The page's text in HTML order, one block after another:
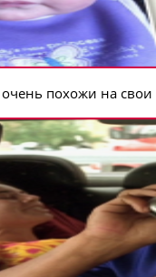
похожи на